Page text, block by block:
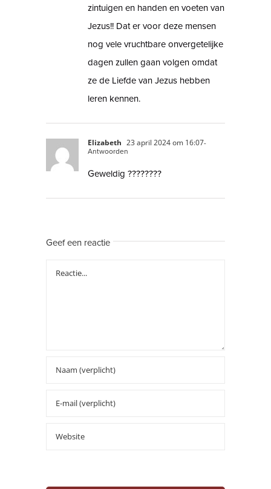
zintuigen en handen en voeten van
Jezus!! Dat er voor deze mensen
nog vele vruchtbare onvergetelijke
dagen zullen gaan volgen omdat
ze de Liefde van Jezus hebben
leren kennen.
Elizabeth 23 april 2024 om 16:07-
Antwoorden
Geweldig ????????
Geef een reactie
Reactie